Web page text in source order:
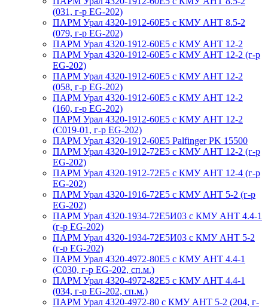
(031, г-р EG-202)
ПАРМ Урал 4320-1912-60Е5 с КМУ АНТ 8.5-2
(079, г-р EG-202)
ПАРМ Урал 4320-1912-60Е5 с КМУ АНТ 12-2
ПАРМ Урал 4320-1912-60Е5 с КМУ АНТ 12-2 (г-р
EG-202)
ПАРМ Урал 4320-1912-60Е5 с КМУ АНТ 12-2
(058, г-р EG-202)
ПАРМ Урал 4320-1912-60Е5 с КМУ АНТ 12-2
(160, г-р EG-202)
ПАРМ Урал 4320-1912-60Е5 с КМУ АНТ 12-2
(С019-01, г-р EG-202)
ПАРМ Урал 4320-1912-60Е5 Palfinger PK 15500
ПАРМ Урал 4320-1912-72Е5 с КМУ АНТ 12-2 (г-р
EG-202)
ПАРМ Урал 4320-1912-72Е5 с КМУ АНТ 12-4 (г-р
EG-202)
ПАРМ Урал 4320-1916-72Е5 с КМУ АНТ 5-2 (г-р
EG-202)
ПАРМ Урал 4320-1934-72Е5И03 с КМУ АНТ 4.4-1
(г-р EG-202)
ПАРМ Урал 4320-1934-72Е5И03 с КМУ АНТ 5-2
(г-р EG-202)
ПАРМ Урал 4320-4972-80Е5 с КМУ АНТ 4.4-1
(С030, г-р EG-202, сп.м.)
ПАРМ Урал 4320-4972-82Е5 с КМУ АНТ 4.4-1
(034, г-р EG-202, сп.м.)
ПАРМ Урал 4320-4972-80 с КМУ АНТ 5-2 (204, г-